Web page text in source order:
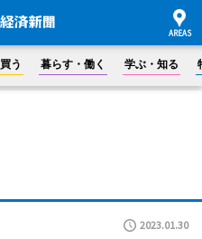
買う 暮らす・働く 学ぶ・知る
2023.01.30